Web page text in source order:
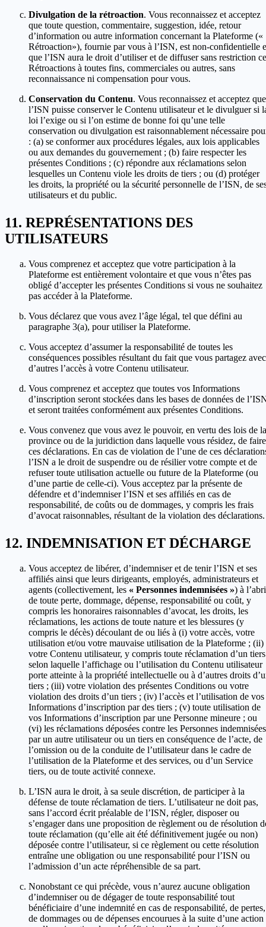
Divulgation de la rétroaction. Vous reconnaissez et acceptez
que toute question, commentaire, suggestion, idée, retour
d’information ou autre information concernant la Plateforme («
Rétroaction»), fournie par vous à l’ISN, est non-confidentielle
que l’ISN aura le droit d’utiliser et de diffuser sans restriction
Rétroactions à toutes fins, commerciales ou autres, sans
reconnaissance ni compensation pour vous.
Conservation du Contenu. Vous reconnaissez et acceptez que
l’ISN puisse conserver le Contenu utilisateur et le divulguer si
loi l’exige ou si l’on estime de bonne foi qu’une telle
conservation ou divulgation est raisonnablement nécessaire
: (a) se conformer aux procédures légales, aux lois applicables
ou aux demandes du gouvernement ; (b) faire respecter les
présentes Conditions ; (c) répondre aux réclamations selon
lesquelles un Contenu viole les droits de tiers ; ou (d) protéger
les droits, la propriété ou la sécurité personnelle de l’ISN, de
utilisateurs et du public.
REPRÉSENTATIONS DES
UTILISATEURS
Vous comprenez et acceptez que votre participation à la
Plateforme est entièrement volontaire et que vous n’êtes pas
obligé d’accepter les présentes Conditions si vous ne souhaitez
pas accéder à la Plateforme.
Vous déclarez que vous avez l’âge légal, tel que défini au
paragraphe 3(a), pour utiliser la Plateforme.
Vous acceptez d’assumer la responsabilité de toutes les
conséquences possibles résultant du fait que vous partagez avec
d’autres l’accès à votre Contenu utilisateur.
Vous comprenez et acceptez que toutes vos Informations
d’inscription seront stockées dans les bases de données de
et seront traitées conformément aux présentes Conditions.
Vous convenez que vous avez le pouvoir, en vertu des lois de la
province ou de la juridiction dans laquelle vous résidez, de faire
ces déclarations. En cas de violation de l’une de ces
l’ISN a le droit de suspendre ou de résilier votre compte et de
refuser toute utilisation actuelle ou future de la Plateforme (ou
d’une partie de celle-ci). Vous acceptez par la présente de
défendre et d’indemniser l’ISN et ses affiliés en cas de
responsabilité, de coûts ou de dommages, y compris les frais
d’avocat raisonnables, résultant de la violation des déclarations.
INDEMNISATION ET DÉCHARGE
Vous acceptez de libérer, d’indemniser et de tenir l’ISN et ses
affiliés ainsi que leurs dirigeants, employés, administrateurs et
agents (collectivement, les « Personnes indemnisées ») à l’abri
de toute perte, dommage, dépense, responsabilité ou coût, y
compris les honoraires raisonnables d’avocat, les droits, les
réclamations, les actions de toute nature et les blessures (y
compris le décès) découlant de ou liés à (i) votre accès, votre
utilisation et/ou votre mauvaise utilisation de la Plateforme ; (ii)
votre Contenu utilisateur, y compris toute réclamation d’un tiers
selon laquelle l’affichage ou l’utilisation du Contenu utilisateur
porte atteinte à la propriété intellectuelle ou à d’autres droits
tiers ; (iii) votre violation des présentes Conditions ou votre
violation des droits d’un tiers ; (iv) l’accès et l’utilisation de vos
Informations d’inscription par des tiers ; (v) toute utilisation de
vos Informations d’inscription par une Personne mineure ; ou
(vi) les réclamations déposées contre les Personnes indemnisées
par un autre utilisateur ou un tiers en conséquence de l’acte, de
l’omission ou de la conduite de l’utilisateur dans le cadre de
l’utilisation de la Plateforme et des services, ou d’un Service
tiers, ou de toute activité connexe.
L’ISN aura le droit, à sa seule discrétion, de participer à la
défense de toute réclamation de tiers. L’utilisateur ne doit pas,
sans l’accord écrit préalable de l’ISN, régler, disposer ou
s’engager dans une proposition de règlement ou de résolution
toute réclamation (qu’elle ait été définitivement jugée ou non)
déposée contre l’utilisateur, si ce règlement ou cette résolution
entraîne une obligation ou une responsabilité pour l’ISN ou
l’admission d’un acte répréhensible de sa part.
Nonobstant ce qui précède, vous n’aurez aucune obligation
d’indemniser ou de dégager de toute responsabilité tout
bénéficiaire d’une indemnité en cas de responsabilité, de pertes,
de dommages ou de dépenses encourues à la suite d’une action